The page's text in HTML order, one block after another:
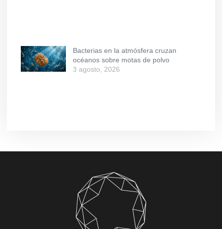
Bacterias en la atmósfera cruzan
océanos sobre motas de polvo
3 agosto, 2026